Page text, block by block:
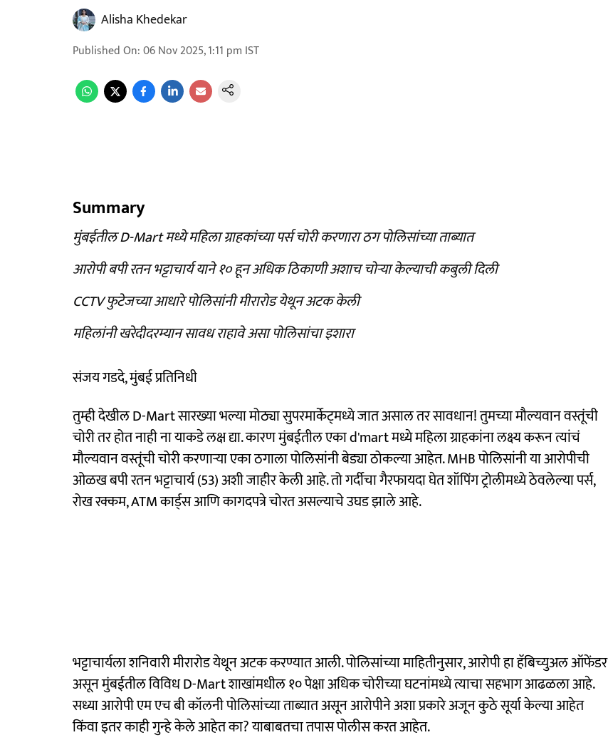
Alisha Khedekar
Published On:06 Nov 2025, 1:11 pm IST
Summary
मुंबईतील D-Mart मध्ये महिला ग्राहकांच्या पर्स चोरी करणारा ठग पोलिसांच्या ताब्यात
आरोपी बपी रतन भट्टाचार्य याने १० हून अधिक ठिकाणी अशाच चोऱ्या केल्याची कबुली दिली
CCTV फुटेजच्या आधारे पोलिसांनी मीरारोड येथून अटक केली
महिलांनी खरेदीदरम्यान सावध राहावे असा पोलिसांचा इशारा
संजय गडदे, मुंबई प्रतिनिधी
तुम्ही देखील D-Mart सारख्या भल्या मोठ्या सुपरमार्केट्मध्ये जात असाल तर सावधान! तुमच्या मौल्यवान वस्तूंची
चोरी तर होत नाही ना याकडे लक्ष द्या. कारण मुंबईतील एका d'mart मध्ये महिला ग्राहकांना लक्ष्य करून त्यांचं
मौल्यवान वस्तूंची चोरी करणाऱ्या एका ठगाला पोलिसांनी बेड्या ठोकल्या आहेत. MHB पोलिसांनी या आरोपीची
ओळख बपी रतन भट्टाचार्य (53) अशी जाहीर केली आहे. तो गर्दीचा गैरफायदा घेत शॉपिंग ट्रोलीमध्ये ठेवलेल्या पर्स,
रोख रक्कम, ATM कार्ड्स आणि कागदपत्रे चोरत असल्याचे उघड झाले आहे.
भट्टाचार्यला शनिवारी मीरारोड येथून अटक करण्यात आली. पोलिसांच्या माहितीनुसार, आरोपी हा हॅबिच्युअल ऑफेंडर
असून मुंबईतील विविध D-Mart शाखांमधील १० पेक्षा अधिक चोरीच्या घटनांमध्ये त्याचा सहभाग आढळला आहे.
सध्या आरोपी एम एच बी कॉलनी पोलिसांच्या ताब्यात असून आरोपीने अशा प्रकारे अजून कुठे सूर्या केल्या आहेत
किंवा इतर काही गुन्हे केले आहेत का? याबाबतचा तपास पोलीस करत आहेत.